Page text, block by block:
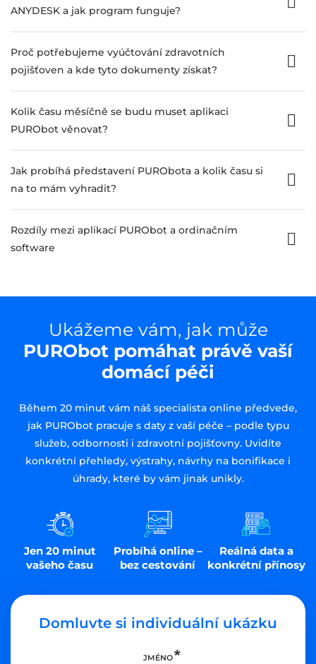
ANYDESK a jak program funguje?
Proč potřebujeme vyúčtování zdravotních
pojišťoven a kde tyto dokumenty získat?
Kolik času měsíčně se budu muset aplikaci
PURObot věnovat?
Jak probíhá představení PURObota a kolik času si
na to mám vyhradit?
Rozdíly mezi aplikací PURObot a ordinačním
software
Ukážeme vám, jak může
PURObot pomáhat právě vaší
domácí péči
Během 20 minut vám náš specialista online předvede,
jak PURObot pracuje s daty z vaší péče – podle typu
služeb, odbornosti i zdravotní pojišťovny. Uvidíte
konkrétní přehledy, výstrahy, návrhy na bonifikace i
úhrady, které by vám jinak unikly.
Jen 20 minut
vašeho času
Probíhá online –
bez cestování
Reálná data a
konkrétní přínosy
Domluvte si individuální ukázku
JMÉNO